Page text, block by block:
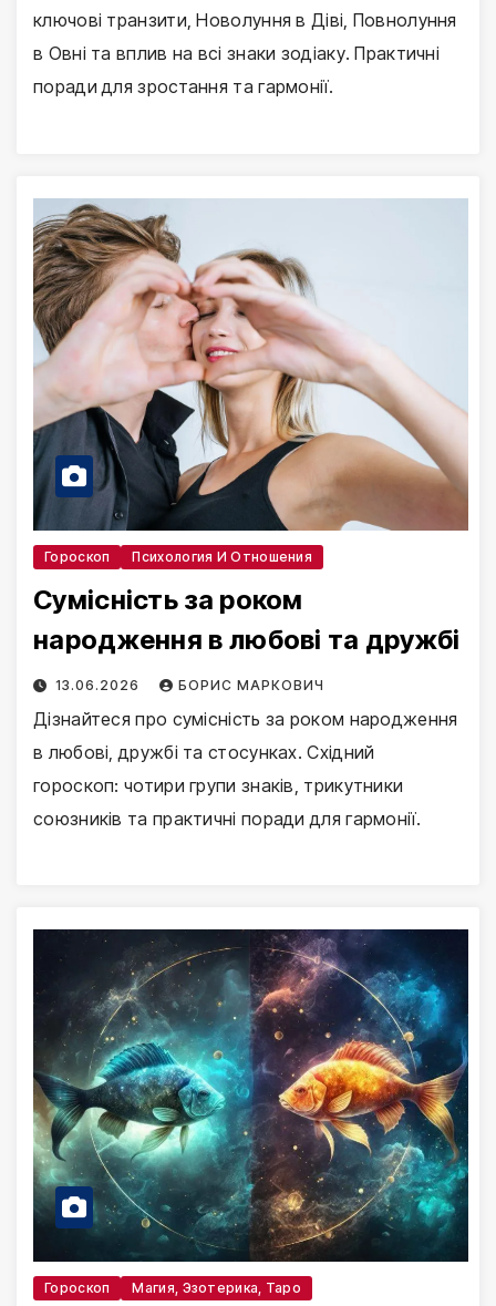
ключові транзити, Новолуння в Діві, Повнолуння
в Овні та вплив на всі знаки зодіаку. Практичні
поради для зростання та гармонії.
Гороскоп Психология И Отношения
Сумісність за роком
народження в любові та дружбі
13.06.2026 БОРИС МАРКОВИЧ
Дізнайтеся про сумісність за роком народження
в любові, дружбі та стосунках. Східний
гороскоп: чотири групи знаків, трикутники
союзників та практичні поради для гармонії.
Гороскоп Магия, Эзотерика, Таро